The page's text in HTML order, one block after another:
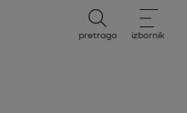
pretraga izbornik